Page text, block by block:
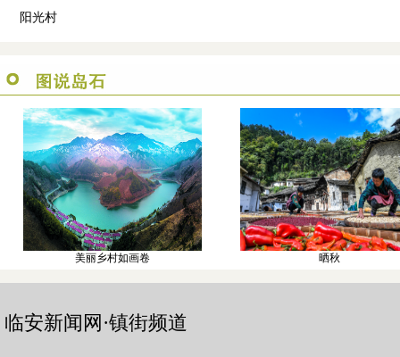
阳光村
美丽乡村如画卷 晒秋
临安新闻网·镇街频道